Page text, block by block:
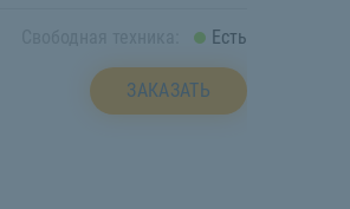
Есть
ЗАКАЗАТЬ